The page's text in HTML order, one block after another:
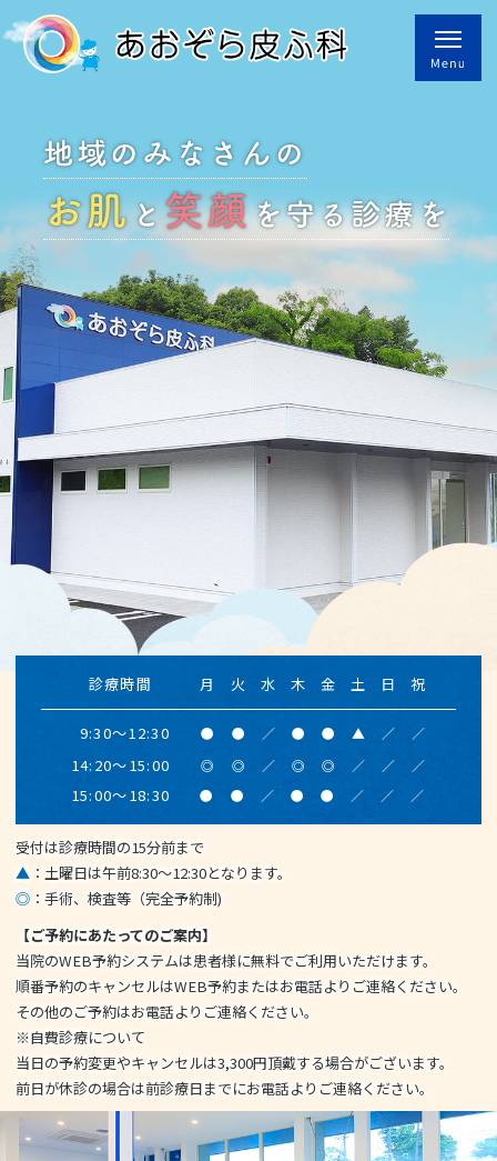
地域のみなさんの
お肌と笑顔を守る診療を
駐車場20台完備
診療時間 月 火 水 木 金 土 日 祝
9:30～12:30 ● ● ／ ● ● ▲ ／ ／
14:20～15:00 ◎ ◎ ／ ◎ ◎ ／ ／ ／
15:00～18:30 ● ● ／ ● ● ／ ／ ／
受付は診療時間の15分前まで
▲ ：土曜日は午前8:30～12:30となります。
◎ ：手術、検査等（完全予約制)
【ご予約にあたってのご案内】
当院のWEB予約システムは患者様に無料でご利用いただけます。
順番予約のキャンセルはWEB予約またはお電話よりご連絡ください。
その他のご予約はお電話よりご連絡ください。
※自費診療について
当日の予約変更やキャンセルは3,300円頂戴する場合がございます。
前日が休診の場合は前診療日までにお電話よりご連絡ください。